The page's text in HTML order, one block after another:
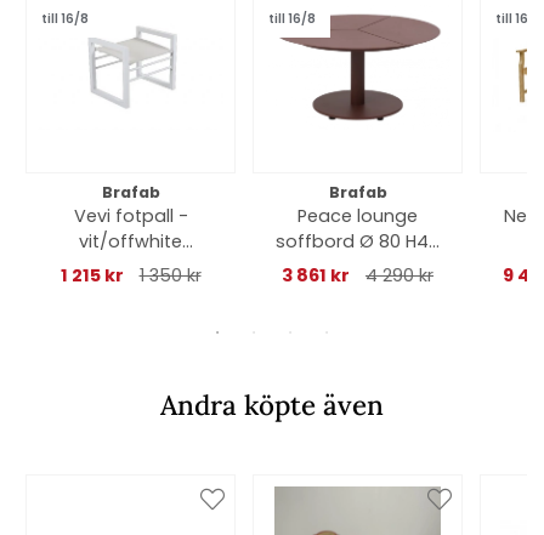
till 16/8
Brafab
Vevi fotpall -
vit/offwhite
textilene
1 215 kr 1 350 kr
till 16/8
Brafab
Peace lounge
soffbord Ø 80 H40
cm - zin red
3 861 kr 4 290 kr
till 16/8
9
Andra köpte även